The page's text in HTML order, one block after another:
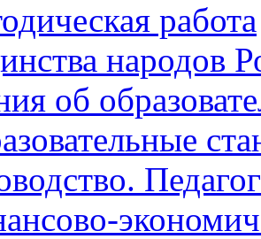
работа
народов
об